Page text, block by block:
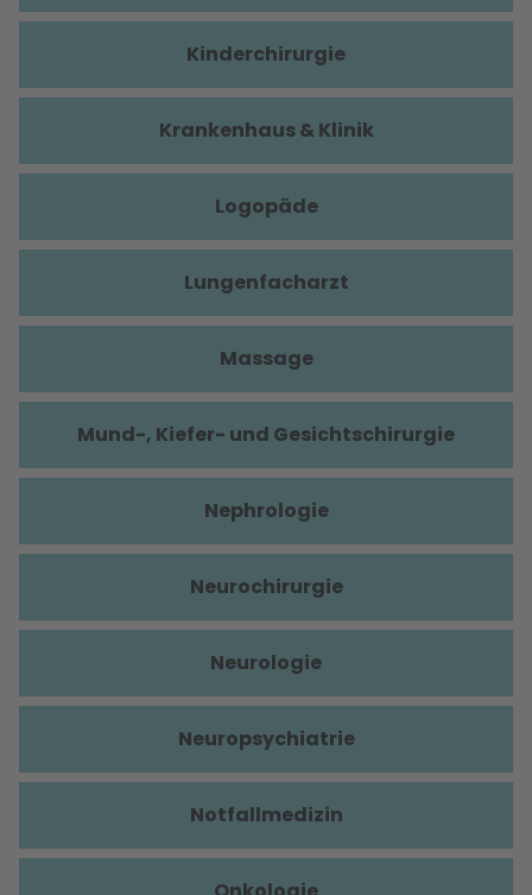
Kinderchirurgie
Krankenhaus & Klinik
Logopäde
Lungenfacharzt
Massage
Mund-, Kiefer- und Gesichtschirurgie
Nephrologie
Neurochirurgie
Neurologie
Neuropsychiatrie
Notfallmedizin